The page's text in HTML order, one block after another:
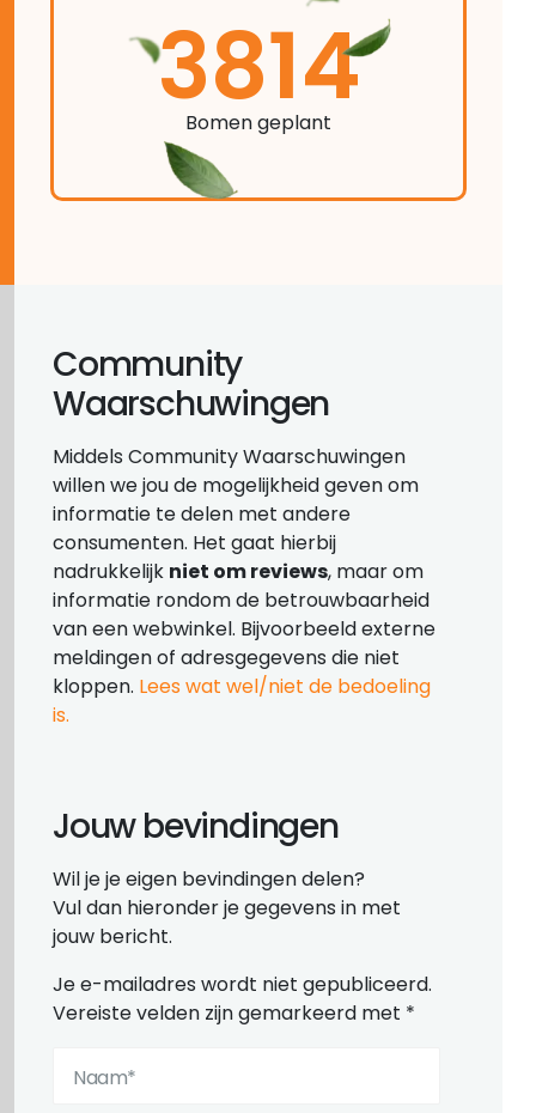
3814
Bomen geplant
Community
Waarschuwingen
Middels Community Waarschuwingen
willen we jou de mogelijkheid geven om
informatie te delen met andere
consumenten. Het gaat hierbij
nadrukkelijk niet om reviews, maar om
informatie rondom de betrouwbaarheid
van een webwinkel. Bijvoorbeeld externe
meldingen of adresgegevens die niet
kloppen. Lees wat wel/niet de bedoeling
is.
Jouw bevindingen
Wil je je eigen bevindingen delen?
Vul dan hieronder je gegevens in met
jouw bericht.
Je e-mailadres wordt niet gepubliceerd.
Vereiste velden zijn gemarkeerd met *